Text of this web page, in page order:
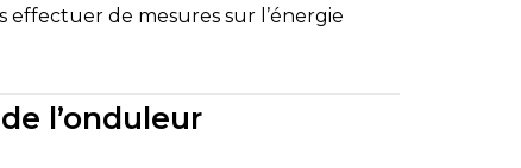
effectuer de mesures sur l’énergie
l’onduleur